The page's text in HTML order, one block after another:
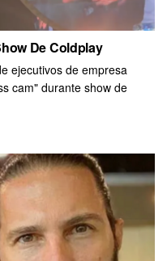
De Coldplay
ejecutivos de empresa
cam" durante show de